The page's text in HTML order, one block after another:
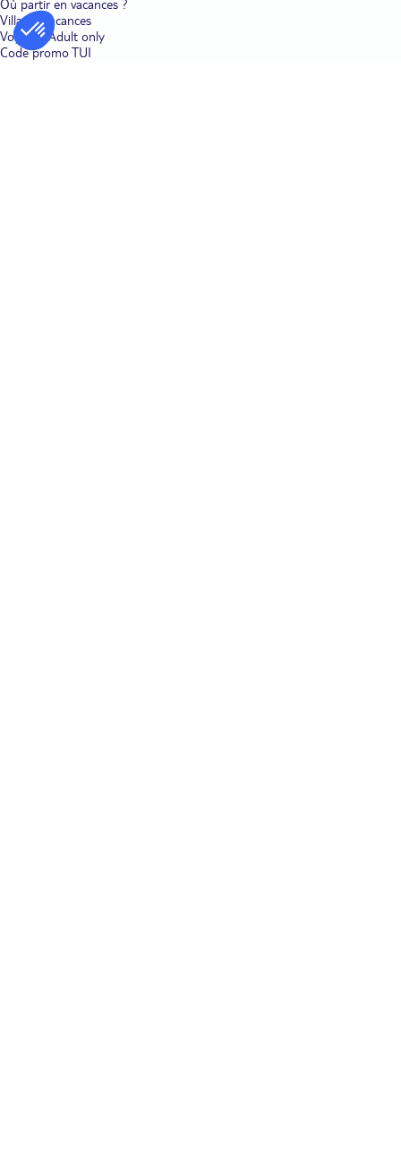
Où partir en vacances ?
Villages vacances
Voyages Adult only
Code promo TUI